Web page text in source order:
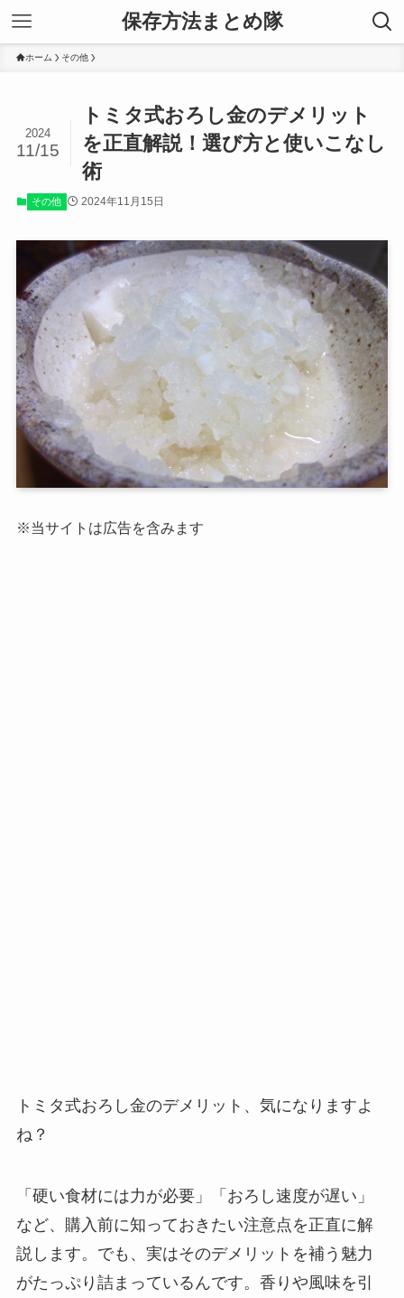
保存方法まとめ隊
ホーム その他
トミタ式おろし金のデメリット
を正直解説！選び方と使いこなし
術
2024
11/15
その他 2024年11月15日
※当サイトは広告を含みます
トミタ式おろし金のデメリット、気になりますよ
ね？
「硬い食材には力が必要」「おろし速度が遅い」
など、購入前に知っておきたい注意点を正直に解
説します。でも、実はそのデメリットを補う魅力
がたっぷり詰まっているんです。香りや風味を引